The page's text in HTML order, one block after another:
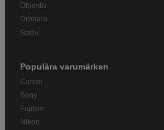
Objektiv
Drönare
Stativ
Populära varumärken
Canon
Sony
Fujifilm
Nikon